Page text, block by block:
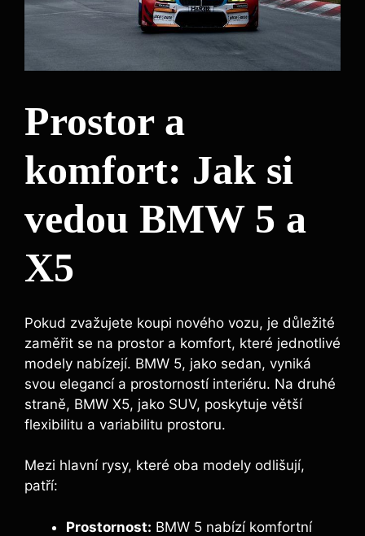
Prostor a
komfort: Jak si
vedou BMW 5 a
X5
Pokud zvažujete koupi nového vozu, je důležité
zaměřit se na prostor a komfort, které jednotlivé
modely nabízejí. BMW 5, jako sedan, vyniká
svou elegancí a prostorností interiéru. Na druhé
straně, BMW X5, jako SUV, poskytuje větší
flexibilitu a variabilitu prostoru.
Mezi hlavní rysy, které oba modely odlišují,
patří:
Prostornost: BMW 5 nabízí komfortní